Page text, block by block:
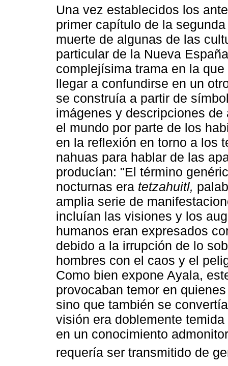
Una vez establecidos los
primer capítulo de la
muerte de algunas de las
particular de la Nueva
complejísima trama en la
llegar a confundirse en un
se construía a partir de
imágenes y descripciones
el mundo por parte de los
en la reflexión en torno a los
nahuas para hablar de las
producían: "El término
nocturnas era tetzahuitl,
amplia serie de
incluían las visiones y los
humanos eran expresados
debido a la irrupción de lo
hombres con el caos y el
Como bien expone Ayala,
provocaban temor en
sino que también se
visión era doblemente
en un conocimiento
requería ser transmitido de